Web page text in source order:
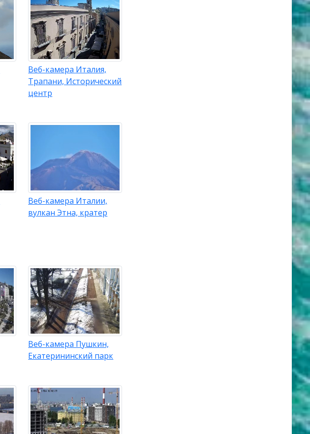
Веб-камера Италия,
Трапани, Исторический
центр
Веб-камера Италии,
вулкан Этна, кратер
Веб-камера Пушкин,
Екатерининский парк